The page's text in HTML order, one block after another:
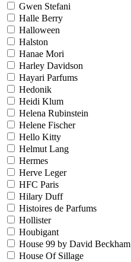
Gwen Stefani
Halle Berry
Halloween
Halston
Hanae Mori
Harley Davidson
Hayari Parfums
Hedonik
Heidi Klum
Helena Rubinstein
Helene Fischer
Hello Kitty
Helmut Lang
Hermes
Herve Leger
HFC Paris
Hilary Duff
Histoires de Parfums
Hollister
Houbigant
House 99 by David Beckham
House Of Sillage